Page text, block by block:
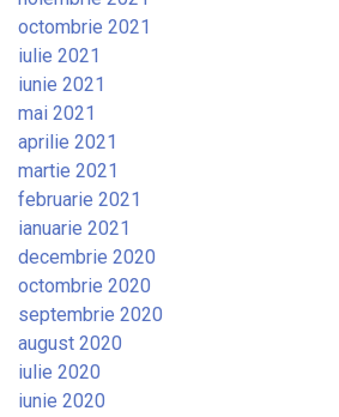
octombrie 2021
iulie 2021
iunie 2021
mai 2021
aprilie 2021
martie 2021
februarie 2021
ianuarie 2021
decembrie 2020
octombrie 2020
septembrie 2020
august 2020
iulie 2020
iunie 2020